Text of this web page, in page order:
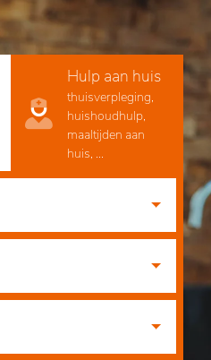
Hulp aan huis
thuisverpleging,
huishoudhulp,
maaltijden aan
huis, ...